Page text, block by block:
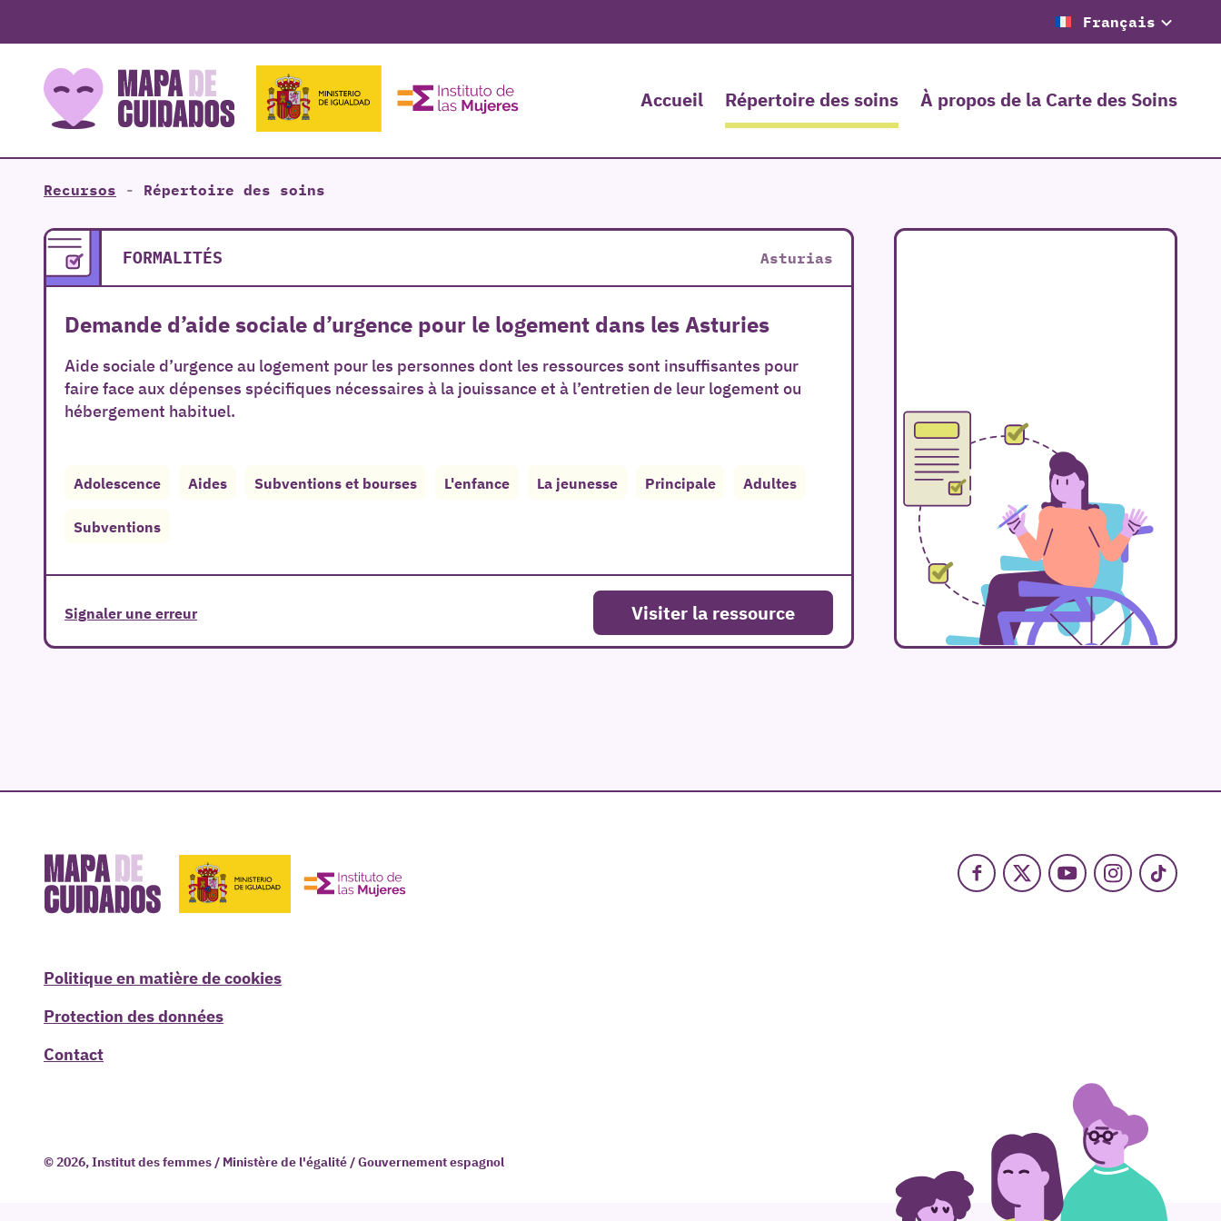
Français
Accueil Répertoire des soins À propos de la Carte des Soins
Recursos - Répertoire des soins
FORMALITÉS Asturias
Demande d’aide sociale d’urgence pour le logement dans les Asturies
Aide sociale d’urgence au logement pour les personnes dont les ressources sont insuffisantes pour
faire face aux dépenses spécifiques nécessaires à la jouissance et à l’entretien de leur logement ou
hébergement habituel.
Adolescence Aides Subventions et bourses L'enfance La jeunesse Principale Adultes
Subventions
Signaler une erreur Visiter la ressource
Facebook
X YoutubeInstagram
TikTok
Politique en matière de cookies
Protection des données
Contact
© 2026, Institut des femmes / Ministère de l'égalité / Gouvernement espagnol